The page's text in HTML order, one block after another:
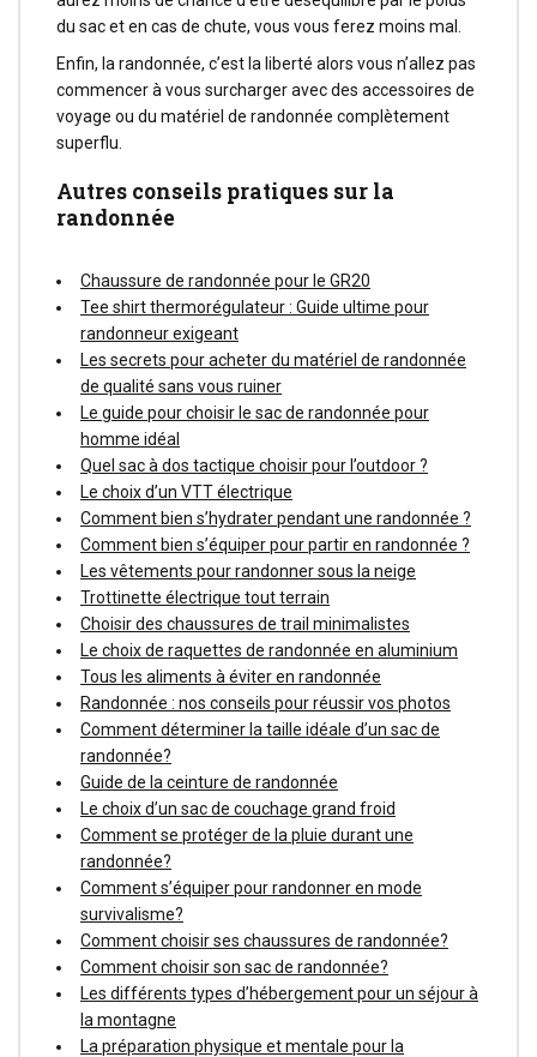
du sac et en cas de chute, vous vous ferez moins mal.
Enfin, la randonnée, c’est la liberté alors vous n’allez pas
commencer à vous surcharger avec des accessoires de
voyage ou du matériel de randonnée complètement
superflu.
Autres conseils pratiques sur la
randonnée
Chaussure de randonnée pour le GR20
Tee shirt thermorégulateur : Guide ultime pour
randonneur exigeant
Les secrets pour acheter du matériel de randonnée
de qualité sans vous ruiner
Le guide pour choisir le sac de randonnée pour
homme idéal
Quel sac à dos tactique choisir pour l’outdoor ?
Le choix d’un VTT électrique
Comment bien s’hydrater pendant une randonnée ?
Comment bien s’équiper pour partir en randonnée ?
Les vêtements pour randonner sous la neige
Trottinette électrique tout terrain
Choisir des chaussures de trail minimalistes
Le choix de raquettes de randonnée en aluminium
Tous les aliments à éviter en randonnée
Randonnée : nos conseils pour réussir vos photos
Comment déterminer la taille idéale d’un sac de
randonnée?
Guide de la ceinture de randonnée
Le choix d’un sac de couchage grand froid
Comment se protéger de la pluie durant une
randonnée?
Comment s’équiper pour randonner en mode
survivalisme?
Comment choisir ses chaussures de randonnée?
Comment choisir son sac de randonnée?
Les différents types d’hébergement pour un séjour à
la montagne
La préparation physique et mentale pour la